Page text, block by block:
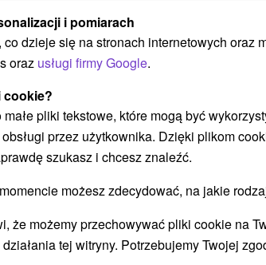
BYĆ TAKŻE
i pomiarach
dzieje się na stronach internetowych oraz
oraz usługi firmy Google.
cookie?
pliki tekstowe, które mogą być
przez użytkownika. Dzięki plikom
szukasz i chcesz znaleźć.
możesz zdecydować, na jakie
że możemy przechowywać pliki cookie na
tej witryny. Potrzebujemy Twojej